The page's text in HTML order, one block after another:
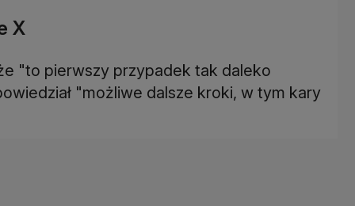
X
"to pierwszy przypadek tak daleko
"możliwe dalsze kroki, w tym kary